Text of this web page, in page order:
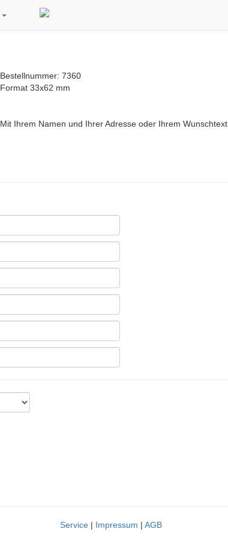
Bestellnummer: 7360
Format 33x62 mm
Mit Ihrem Namen und Ihrer Adresse oder Ihrem Wunschtext.
Service | Impressum | AGB